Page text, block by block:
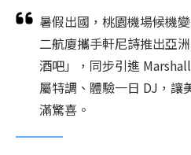
暑假出國，桃園機場候機
二航廈攜手軒尼詩推出亞
酒吧」，同步引進
屬特調、體驗一日 DJ，讓
滿驚喜。